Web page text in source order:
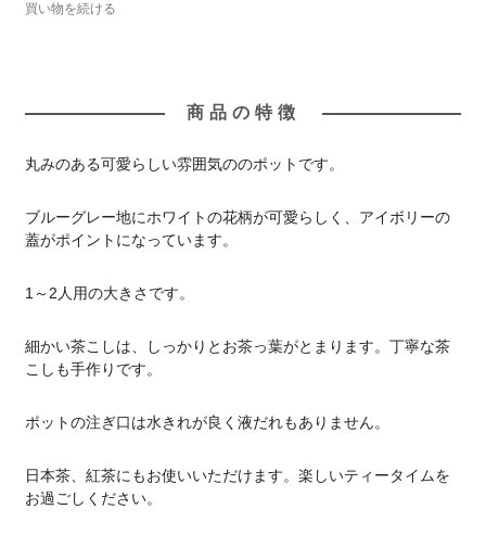
買い物を続ける
商品の特徴
丸みのある可愛らしい雰囲気ののポットです。
ブルーグレー地にホワイトの花柄が可愛らしく、アイボリーの
蓋がポイントになっています。
1～2人用の大きさです。
細かい茶こしは、しっかりとお茶っ葉がとまります。丁寧な茶
こしも手作りです。
ポットの注ぎ口は水きれが良く液だれもありません。
日本茶、紅茶にもお使いいただけます。楽しいティータイムを
お過ごしください。